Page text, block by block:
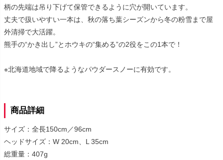
柄の先端は吊り下げて保管できるように穴が開いています。
丈夫で扱いやすい一本は、秋の落ち葉シーズンから冬の粉雪まで屋
外清掃で大活躍。
熊手の“かき出し”とホウキの“集める”の2役をこの1本で！
※北海道地域で降るようなパウダースノーに有効です。
商品詳細
サイズ：全長150cm／96cm
ヘッドサイズ：W 20cm、L 35cm
総重量：407g